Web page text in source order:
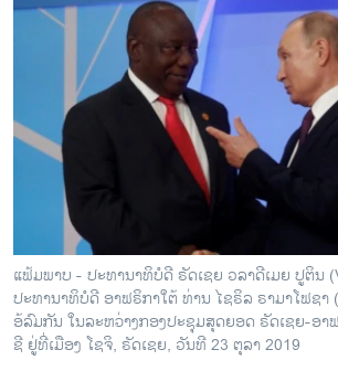
ອິດສະຫຼະພາບດ້ານການຂ່າວ
ຊີວິດຊາວລາວ
ຊຸມຊົນຊາວລາວ
ວິທະຍາສາດ-ເທັກໂນໂລຈີ
ທຸລະກິດ
ພາສາອັງກິດ
ວີດີໂອ
ສຽງ
ລາຍການກະຈາຍສຽງ
ຕິດຕາມພວກເຮົາ ທີ່
ແຟ້ມພາບ - ປະທານາທິບໍດີ ຣັດເຊຍ ວລາດີເມຍ ປູຕິນ
ປະທານາທິບໍດີ ອາຟຣິກາໃຕ້ ທ່ານ ໄຊຣິລ ຣາມາໂຟຊາ
ອ້ລົມກັນ ໃນລະຫວ່າງກອງປະຊຸມສຸດຍອດ ຣັດເຊຍ-ອາ
ຊີ ຢູ່ທີ່ເມືອງ ໂຊຈິ, ຣັດເຊຍ, ວັນທີ 23 ຕຸລາ 2019